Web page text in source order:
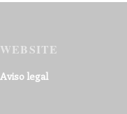
WEBSITE
Aviso legal